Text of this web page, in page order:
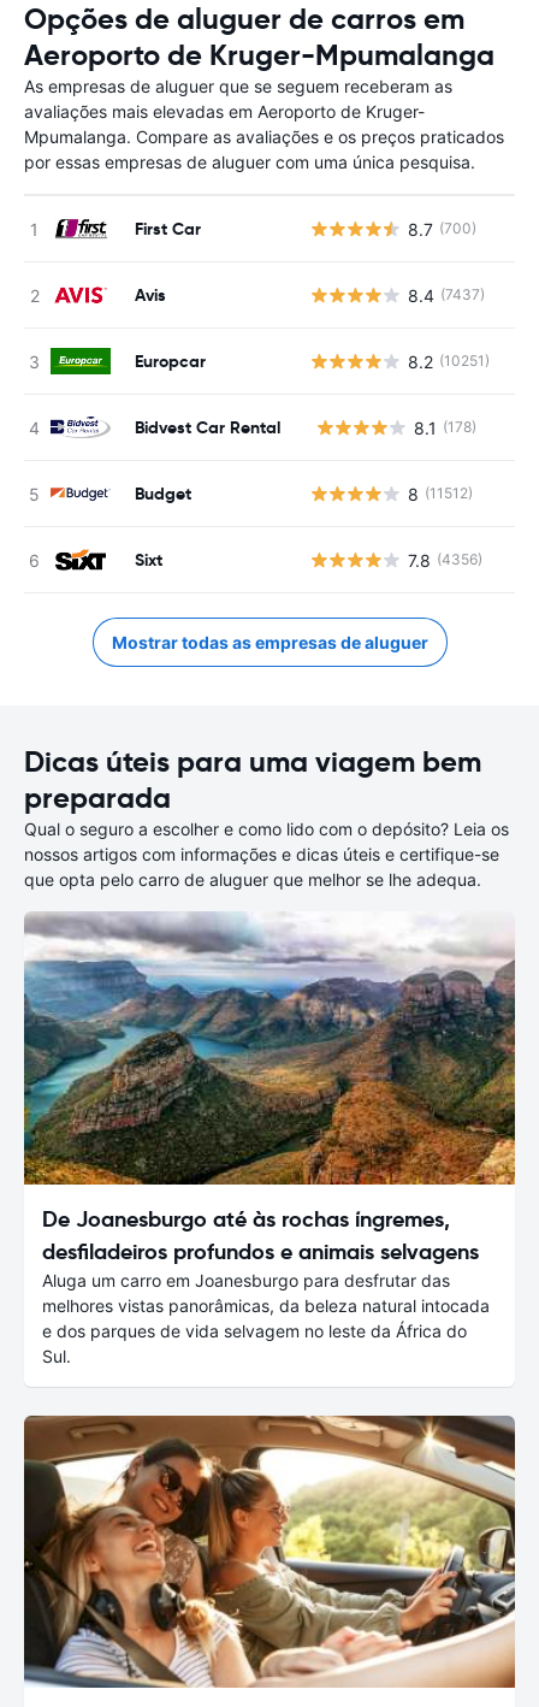
Opções de aluguer de carros em
Aeroporto de Kruger-Mpumalanga
As empresas de aluguer que se seguem receberam as
avaliações mais elevadas em Aeroporto de Kruger-
Mpumalanga. Compare as avaliações e os preços praticados
por essas empresas de aluguer com uma única pesquisa.
First Car 8.7 (700)
Avis 8.4 (7437)
Europcar 8.2 (10251)
Bidvest Car Rental 8.1 (178)
Budget 8 (11512)
Sixt 7.8 (4356)
Mostrar todas as empresas de aluguer
Dicas úteis para uma viagem bem
preparada
Qual o seguro a escolher e como lido com o depósito? Leia os
nossos artigos com informações e dicas úteis e certifique-se
que opta pelo carro de aluguer que melhor se lhe adequa.
De Joanesburgo até às rochas íngremes,
desfiladeiros profundos e animais selvagens
Aluga um carro em Joanesburgo para desfrutar das
melhores vistas panorâmicas, da beleza natural intocada
e dos parques de vida selvagem no leste da África do
Sul.